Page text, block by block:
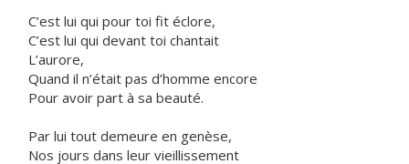
C’est lui qui pour toi fit éclore,
C’est lui qui devant toi chantait
L’aurore,
Quand il n’était pas d’homme encore
Pour avoir part à sa beauté.
Par lui tout demeure en genèse,
Nos jours dans leur vieillissement